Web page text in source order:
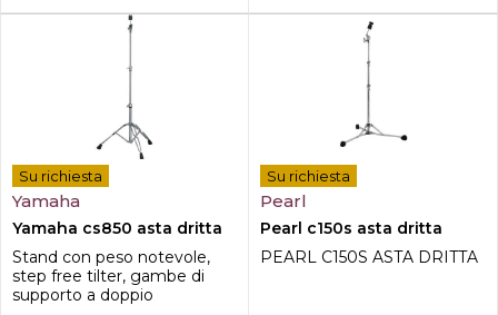
Su richiesta
Yamaha
Yamaha cs850 asta dritta
Stand con peso notevole,
step free tilter, gambe di
supporto a doppio
Su richiesta
Pearl
Pearl c150s asta dritta
PEARL C150S ASTA DRITTA